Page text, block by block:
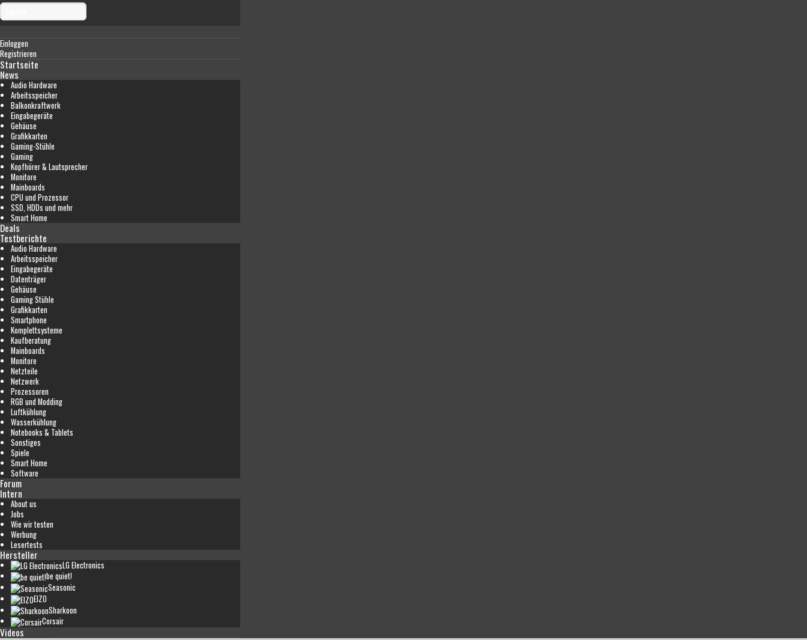
Einloggen
Registrieren
Startseite
News
Audio Hardware
Arbeitsspeicher
Balkonkraftwerk
Eingabegeräte
Gehäuse
Grafikkarten
Gaming-Stühle
Gaming
Kopfhörer & Lautsprecher
Monitore
Mainboards
CPU und Prozessor
SSD, HDDs und mehr
Smart Home
Deals
Testberichte
Audio Hardware
Arbeitsspeicher
Eingabegeräte
Datenträger
Gehäuse
Gaming Stühle
Grafikkarten
Smartphone
Komplettsysteme
Kaufberatung
Mainboards
Monitore
Netzteile
Netzwerk
Prozessoren
RGB und Modding
Luftkühlung
Wasserkühlung
Notebooks & Tablets
Sonstiges
Spiele
Smart Home
Software
Forum
Intern
About us
Jobs
Wie wir testen
Werbung
Lesertests
Hersteller
LG Electronics
be quiet!
Seasonic
EIZO
Sharkoon
Corsair
Videos